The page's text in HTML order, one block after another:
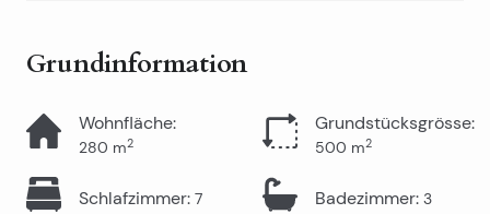
Grundinformation
Wohnfläche:
280 m2
Grundstücksgrösse:
500 m2
Schlafzimmer: 7 Badezimmer: 3